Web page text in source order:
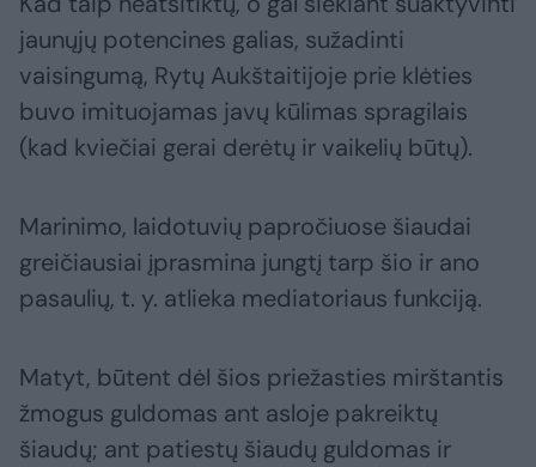
jaunųjų potencines galias, sužadinti
vaisingumą, Rytų Aukštaitijoje prie klėties
buvo imituojamas javų kūlimas spragilais
(kad kviečiai gerai derėtų ir vaikelių būtų).
Marinimo, laidotuvių papročiuose šiaudai
greičiausiai įprasmina jungtį tarp šio ir ano
pasaulių, t. y. atlieka mediatoriaus funkciją.
Matyt, būtent dėl šios priežasties mirštantis
žmogus guldomas ant asloje pakreiktų
šiaudų; ant patiestų šiaudų guldomas ir